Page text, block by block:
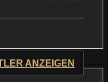
ANZEIGEN